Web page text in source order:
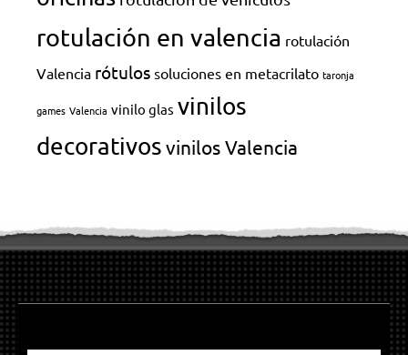
rotulación en valencia rotulación
Valencia rótulos soluciones en metacrilato taronja
games Valencia vinilo glas vinilos
decorativosvinilos Valencia